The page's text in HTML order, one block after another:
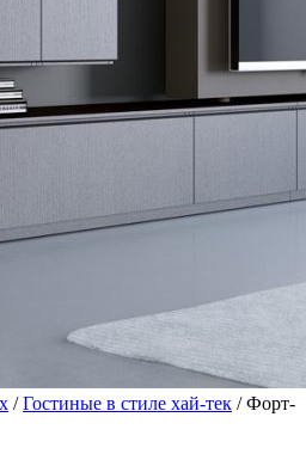
/Гостиные в стиле хай-тек / Форт-